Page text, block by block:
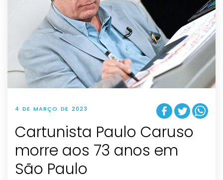
4 DE MARÇO DE 2023
Cartunista Paulo Caruso
morre aos 73 anos em
São Paulo